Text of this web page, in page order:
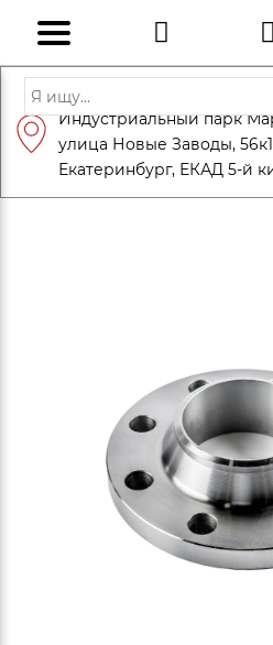
+7 (812)
Адрес: Санкт-Петербург,
Индустриальный парк
улица Новые Заводы,
Екатеринбург, ЕКАД 5-й
ЗАКАЗАТЬ